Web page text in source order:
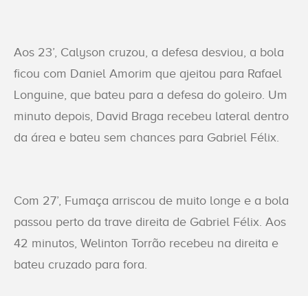
Aos 23’, Calyson cruzou, a defesa desviou, a bola
ficou com Daniel Amorim que ajeitou para Rafael
Longuine, que bateu para a defesa do goleiro. Um
minuto depois, David Braga recebeu lateral dentro
da área e bateu sem chances para Gabriel Félix.
Com 27’, Fumaça arriscou de muito longe e a bola
passou perto da trave direita de Gabriel Félix. Aos
42 minutos, Welinton Torrão recebeu na direita e
bateu cruzado para fora.